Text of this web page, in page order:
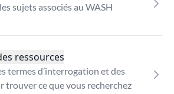
sujets associés au WASH
ressources
termes d’interrogation et des
trouver ce que vous recherchez